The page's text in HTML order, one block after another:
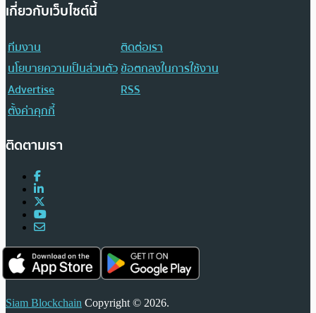
เกี่ยวกับเว็บไซต์นี้
ทีมงาน
ติดต่อเรา
นโยบายความเป็นส่วนตัวข้อตกลงในการใช้งาน
Advertise
RSS
ตั้งค่าคุกกี้
ติดตามเรา
Siam Blockchain Copyright © 2026.